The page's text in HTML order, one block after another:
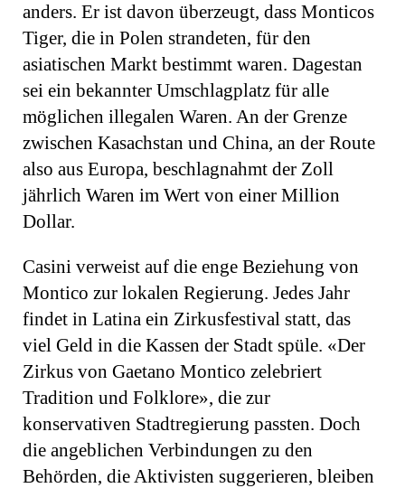
anders. Er ist da­von überzeugt, dass Monticos
Tiger, die in Polen strandeten, für den
asiatischen Markt bestimmt waren. Dagestan
sei ein bekannter Umschlagplatz für alle
möglichen illegalen Waren. An der Grenze
zwischen Kasachstan und China, an der Route
also aus Europa, beschlagnahmt der Zoll
jährlich Waren im Wert von einer Million
Dollar.
Casini verweist auf die enge Beziehung von
Montico zur lokalen Regierung. Jedes Jahr
findet in Latina ein Zirkusfestival statt, das
viel Geld in die Kassen der Stadt spüle. «Der
Zirkus von Gaetano Montico zelebriert
Tradition und Folklore», die zur
konservativen Stadtregierung passten. Doch
die angeblichen Verbindungen zu den
Behörden, die Aktivisten suggerieren, bleiben